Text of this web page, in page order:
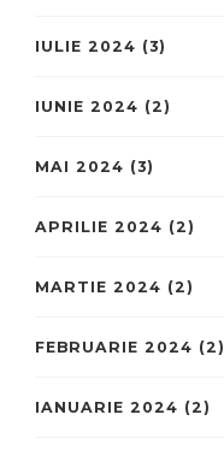
IULIE 2024 (3)
IUNIE 2024 (2)
MAI 2024 (3)
APRILIE 2024 (2)
MARTIE 2024 (2)
FEBRUARIE 2024 (2)
IANUARIE 2024 (2)